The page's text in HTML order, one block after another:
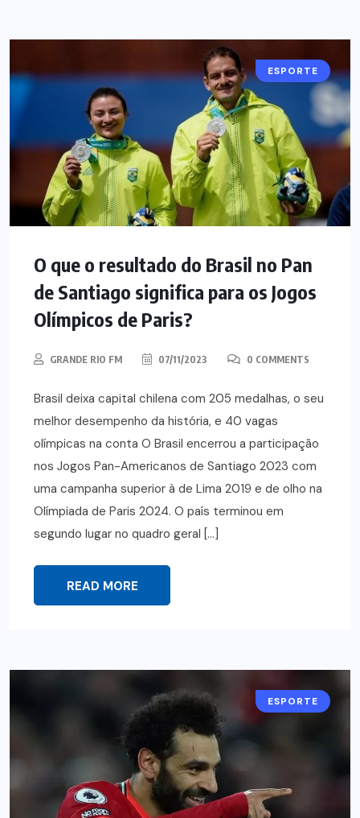
ESPORTE
O que o resultado do Brasil no Pan
de Santiago significa para os Jogos
Olímpicos de Paris?
GRANDE RIO FM 07/11/2023 0 COMMENTS
Brasil deixa capital chilena com 205 medalhas, o seu
melhor desempenho da história, e 40 vagas
olímpicas na conta O Brasil encerrou a participação
nos Jogos Pan-Americanos de Santiago 2023 com
uma campanha superior à de Lima 2019 e de olho na
Olímpiada de Paris 2024. O país terminou em
segundo lugar no quadro geral […]
READ MORE
ESPORTE